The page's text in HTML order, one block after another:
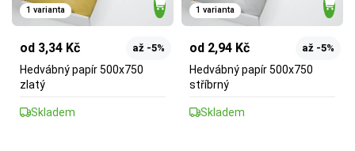
1 varianta
od 3,34 Kč až -5%
Hedvábný papír 500x750
zlatý
Skladem
1 varianta
od 2,94 Kč až -5%
Hedvábný papír 500x750
stříbrný
Skladem